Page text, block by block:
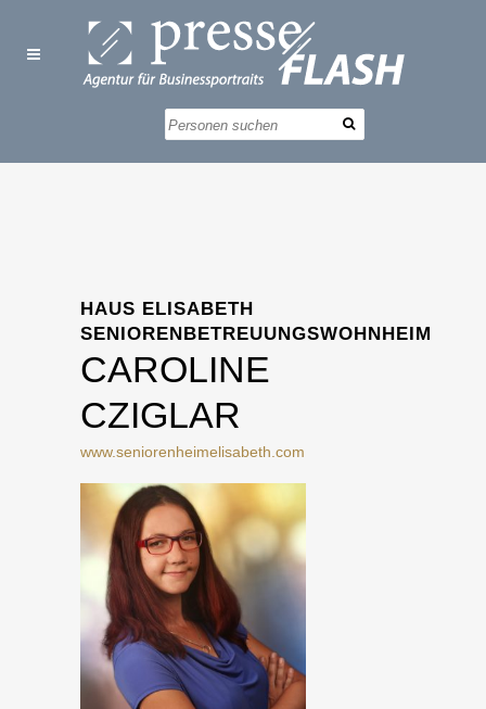
HAUS ELISABETH
SENIORENBETREUUNGSWOHNHEIM
CAROLINE
CZIGLAR
www.seniorenheimelisabeth.com